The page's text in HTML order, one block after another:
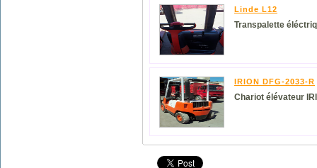
Linde L12
Transpalette
IRION DFG-2033-R
Chariot élévateur